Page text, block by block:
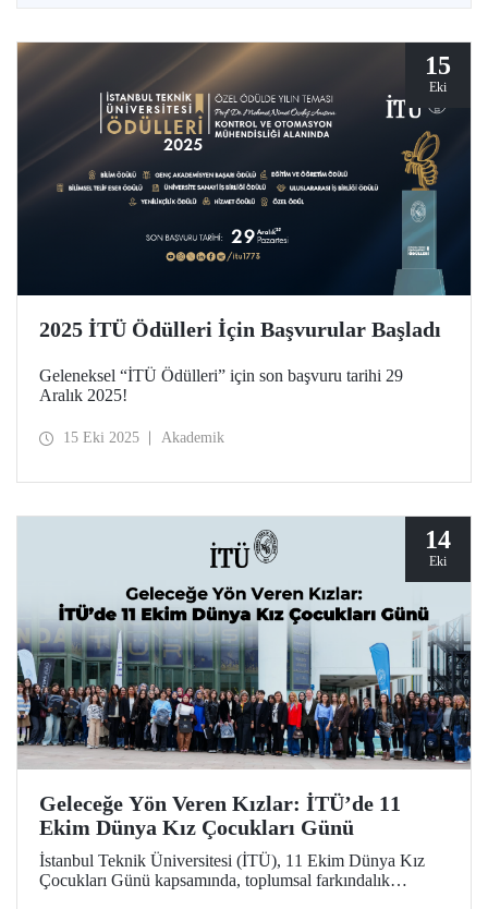
15
Eki
2025 İTÜ Ödülleri İçin Başvurular Başladı
Geleneksel “İTÜ Ödülleri” için son başvuru tarihi 29
Aralık 2025!
15 Eki 2025 Akademik
14
Eki
Geleceğe Yön Veren Kızlar: İTÜ’de 11
Ekim Dünya Kız Çocukları Günü
İstanbul Teknik Üniversitesi (İTÜ), 11 Ekim Dünya Kız
Çocukları Günü kapsamında, toplumsal farkındalık